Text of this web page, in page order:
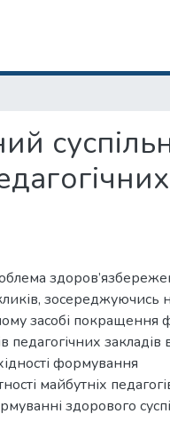
зосереджуючись
засобі покращення
педагогічних закладів
формування
майбутніх
здорового